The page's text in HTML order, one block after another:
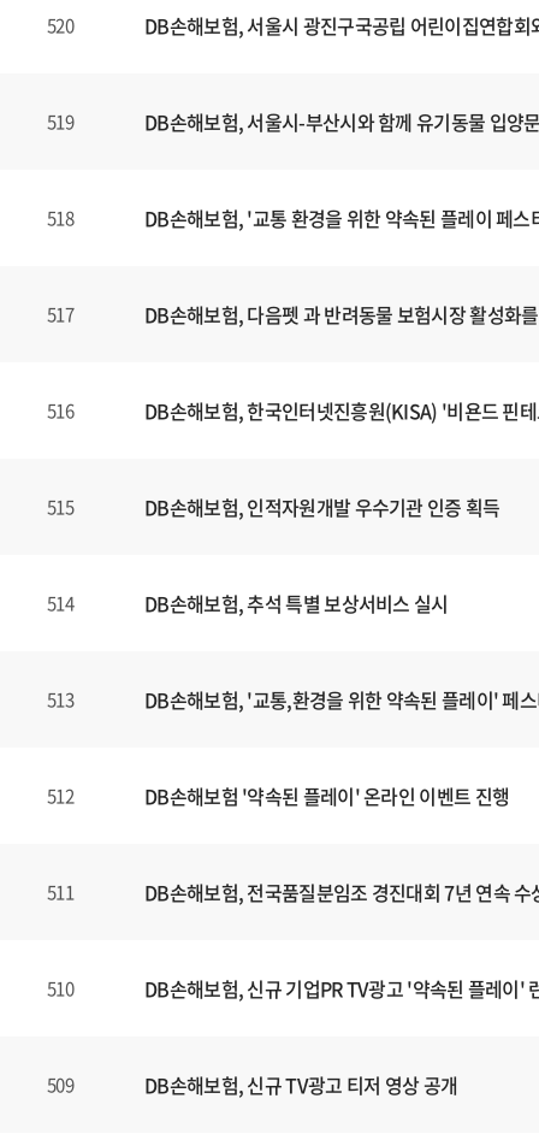
520 DB손해보험, 서울시 광진구국공립 어린이집연합
519 DB손해보험, 서울시-부산시와 함께 유기동물 입양
518 DB손해보험, '교통 환경을 위한 약속된 플레이 페
517 DB손해보험, 다음펫 과 반려동물 보험시장 활성화
516 DB손해보험, 한국인터넷진흥원(KISA) '비욘드 핀
515 DB손해보험, 인적자원개발 우수기관 인증 획득
514 DB손해보험, 추석 특별 보상서비스 실시
513 DB손해보험, '교통,환경을 위한 약속된 플레이' 페
512 DB손해보험 '약속된 플레이' 온라인 이벤트 진행
511 DB손해보험, 전국품질분임조 경진대회 7년 연속 수
510 DB손해보험, 신규 기업PR TV광고 '약속된 플레이'
509 DB손해보험, 신규 TV광고 티저 영상 공개